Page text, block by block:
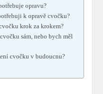
opravu?
k opravě cvočku?
krok za krokem?
sám, nebo bych měl
cvočku v budoucnu?